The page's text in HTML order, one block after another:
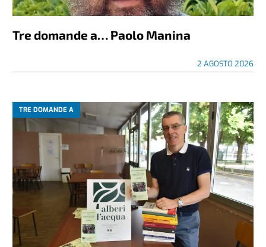
Tre domande a… Paolo Manina
2 AGOSTO 2026
TRE DOMANDE A